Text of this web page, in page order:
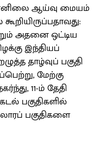
ஆய்வு மையம்
அதனை ஒட்டிய
இந்தியப்
தாழ்வுப் பகுதி
மேற்கு
11-ம் தேதி
பகுதிகளில்
பகுதிகளை